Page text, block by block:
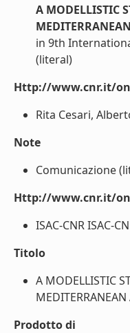
A MODELLISTIC
in 9th
(literal)
Http://www.cnr.it/
Rita Cesari,
Note
Comunicazione
Http://www.cnr.it/
ISAC-CNR ISAC-
Titolo
A MODELLISTIC
Prodotto di